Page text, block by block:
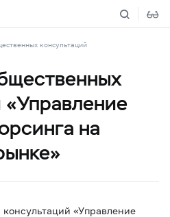
консультаций
«Управление
на
«Управление